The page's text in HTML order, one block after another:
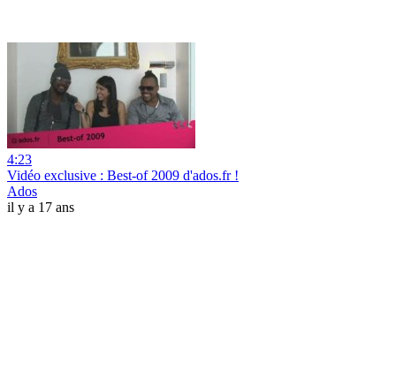
4:23
Vidéo exclusive : Best-of 2009 d'ados.fr !
Ados
il y a 17 ans